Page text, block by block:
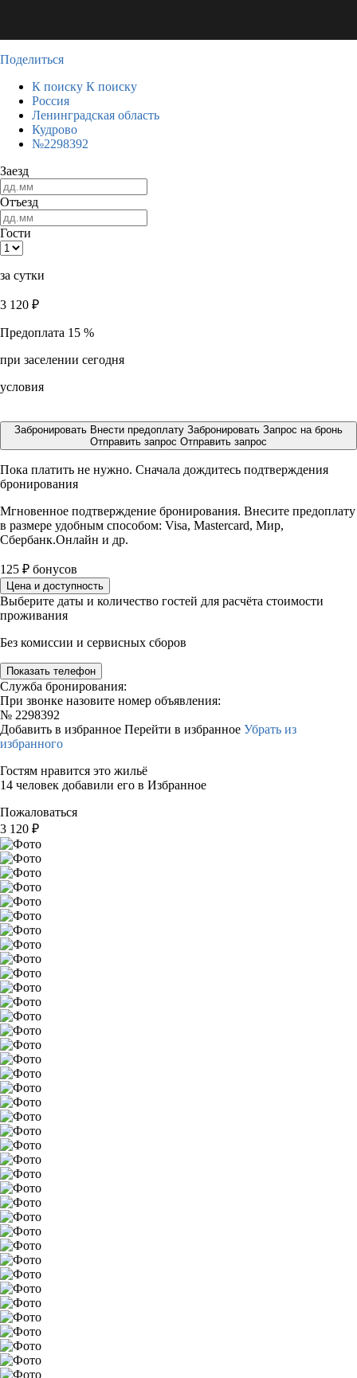
Поделиться
К поиску К поиску
Россия
Ленинградская область
Кудрово
№2298392
Заезд
Отъезд
Гости
за сутки
3 120 ₽
Предоплата 15 %
при заселении сегодня
условия
Забронировать Внести предоплату Забронировать Запрос на бронь
Отправить запрос Отправить запрос
Пока платить не нужно. Сначала дождитесь подтверждения
бронирования
Мгновенное подтверждение бронирования. Внесите предоплату
в размере удобным способом: Visa, Mastercard, Мир,
Сбербанк.Онлайн и др.
125 ₽ бонусов
Цена и доступность
Выберите даты и количество гостей для расчёта стоимости
проживания
Без комиссии и сервисных сборов
Показать телефон
Служба бронирования:
При звонке назовите номер объявления:
№ 2298392
Добавить в избранное Перейти в избранное Убрать из
избранного
Гостям нравится это жильё
14 человек добавили его в Избранное
Пожаловаться
3 120 ₽